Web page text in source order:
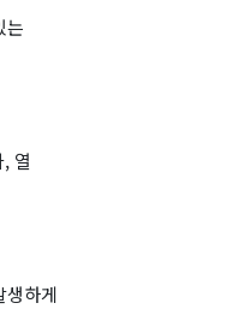
는
열
생하게